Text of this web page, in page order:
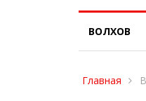
ВОЛХОВ
Главная